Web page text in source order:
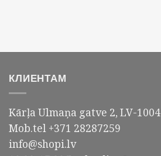
КЛИЕНТАМ
Kārļa Ulmaņa gatve 2, LV-1004
Mob.tel +371 28287259
info@shopi.lv